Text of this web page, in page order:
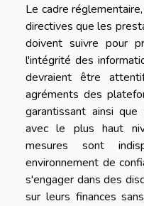
Le cadre
directives que les
doivent suivre pour
l'intégrité des
devraient être
agréments des
garantissant ainsi
avec le plus haut
mesures sont
environnement de
s'engager dans des
sur leurs finances